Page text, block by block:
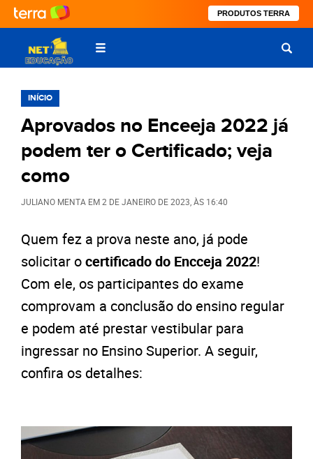
PRODUTOS TERRA
INÍCIO
Aprovados no Enceeja 2022 já
podem ter o Certificado; veja
como
JULIANO MENTA EM2 DE JANEIRO DE 2023 , ÀS 16:40
Quem fez a prova neste ano, já pode
solicitar ocertificado do Encceja 2022!
Com ele, os participantes do exame
comprovam a conclusão do ensino regular
e podem até prestar vestibular para
ingressar no Ensino Superior. A seguir,
confira os detalhes: